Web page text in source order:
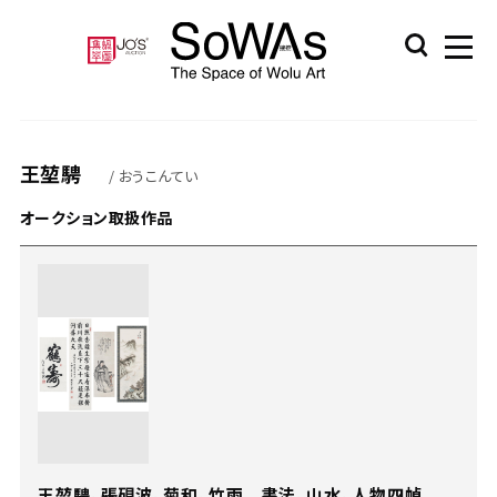
王堃騁 / おうこんてい
オークション取扱作品